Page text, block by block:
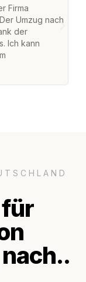
Firma
Umzug nach
der
Ich kann